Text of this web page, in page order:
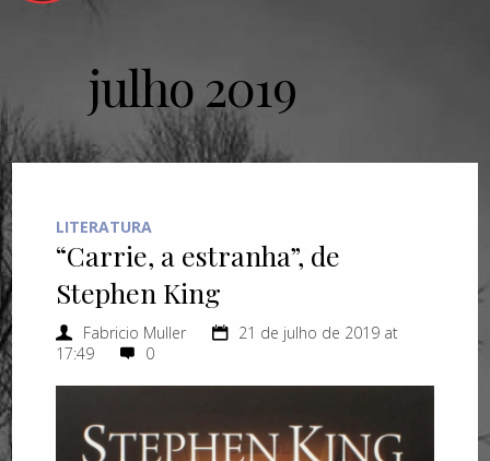
julho 2019
LITERATURA
“Carrie, a estranha”, de
Stephen King
Fabricio Muller
21 de julho de 2019 at
17:49
0